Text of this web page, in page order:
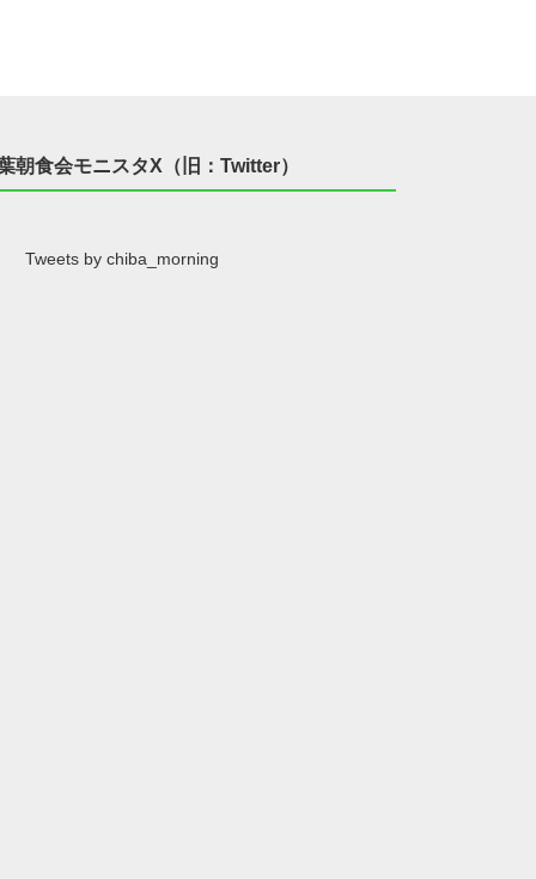
朝食会モニスタX（旧：Twitter）
Tweets by chiba_morning